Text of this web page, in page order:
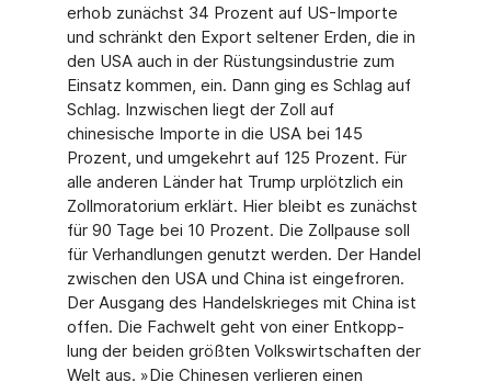
erhob zunächst 34 Prozent auf US-Importe
und schränkt den Export seltener Erden, die in
den USA auch in der Rüstungsindustrie zum
Einsatz kommen, ein. Dann ging es Schlag auf
Schlag. Inzwi­schen liegt der Zoll auf
chinesische Importe in die USA bei 145
Prozent, und umgekehrt auf 125 Prozent. Für
alle anderen Länder hat Trump urplötzlich ein
Zollmoratorium er­klärt. Hier bleibt es zunächst
für 90 Tage bei 10 Prozent. Die Zollpause soll
für Verhand­lungen genutzt werden. Der Handel
zwischen den USA und China ist eingefroren.
Der Ausgang des Handelskrieges mit China ist
offen. Die Fachwelt geht von einer Entkopp­
lung der beiden größten Volkswirtschaften der
Welt aus. »Die Chinesen verlieren einen